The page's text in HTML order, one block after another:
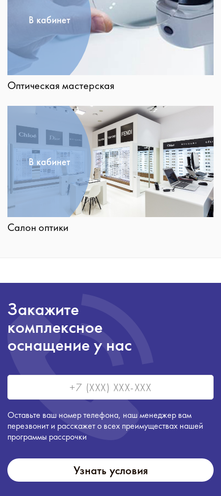
В кабинет
Оптическая мастерская
В кабинет
Салон оптики
Закажите
комплексное
оснащение у нас
Оставьте ваш номер телефона, наш менеджер вам
перезвонит и расскажет о всех преимуществах нашей
программы рассрочки
Узнать условия